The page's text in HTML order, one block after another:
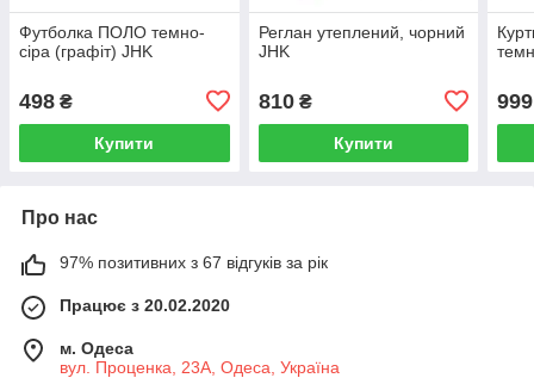
Футболка ПОЛО темно-
сіра (графіт) JHK
498 ₴
Купити
Реглан утеплений, чорний
JHK
810₴
Купити
999
Про нас
97% позитивних з 67 відгуків за рік
Працює з 20.02.2020
м. Одеса
вул. Проценка, 23А, Одеса, Україна